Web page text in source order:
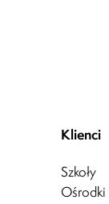
Klienci
Szkoły
Ośrodki